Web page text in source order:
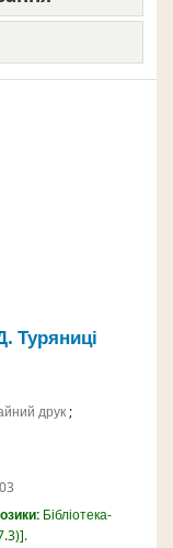
Туряниці
друк;
Бібліотека-
.